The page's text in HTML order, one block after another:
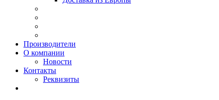
Производители
О компании
Новости
Контакты
Реквизиты